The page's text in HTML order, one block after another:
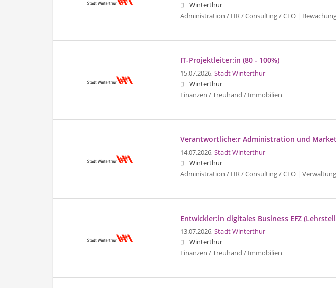
Winterthur
Administration / HR / Consulting / CEO |
IT-Projektleiter:in (80 - 100%)
15.07.2026,Stadt Winterthur
Winterthur
Finanzen / Treuhand / Immobilien
Verantwortliche:r Administration und
14.07.2026,Stadt Winterthur
Winterthur
Administration / HR / Consulting / CEO |
Entwickler:in digitales Business EFZ
13.07.2026,Stadt Winterthur
Winterthur
Finanzen / Treuhand / Immobilien